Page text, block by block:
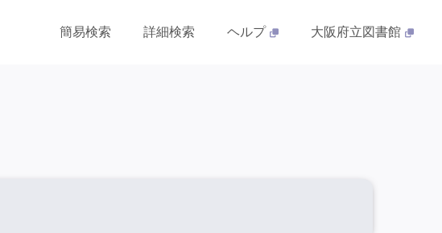
簡易検索 詳細検索 ヘルプ 大阪府立図書館